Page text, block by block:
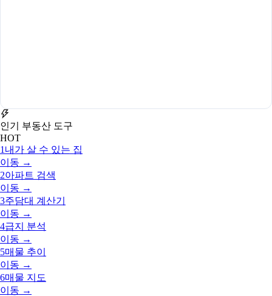
인기 부동산 도구
HOT
1 내가 살 수 있는 집
이동 →
2아파트 검색
이동 →
3주담대 계산기
이동 →
4급지 분석
이동 →
5매물 추이
이동 →
6매물 지도
이동 →